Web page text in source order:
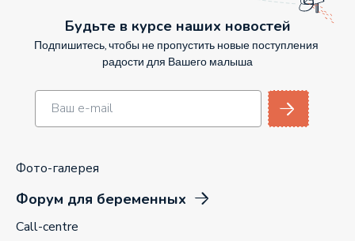
Будьте в курсе наших новостей
Подпишитесь, чтобы не пропустить новые поступления
радости для Вашего малыша
Фото-галерея
Форум для беременных
Call-centre